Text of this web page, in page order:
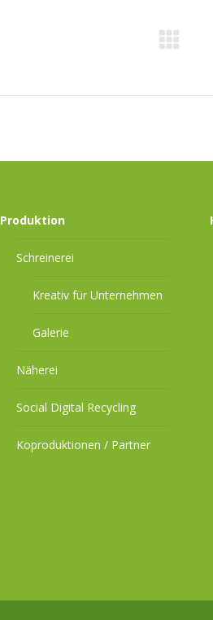
Produktion
Schreinerei
Kreativ für Unternehmen
Galerie
Näherei
Social Digital Recycling
Koproduktionen / Partner